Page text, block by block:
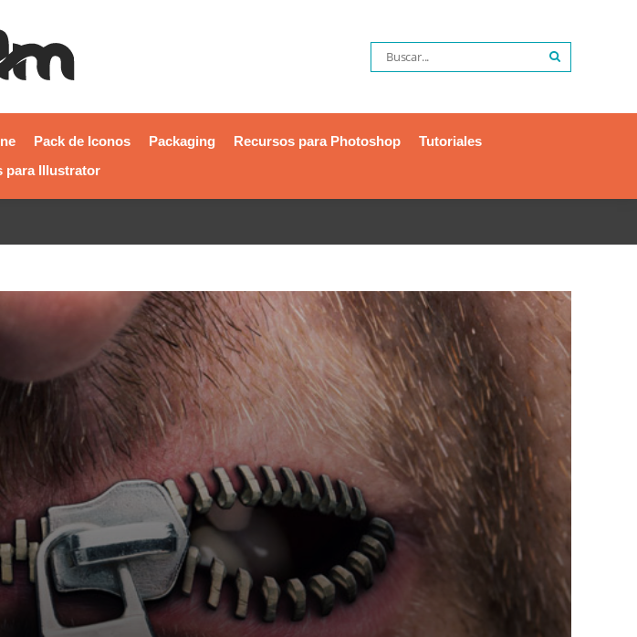
Pack de Iconos Packaging Recursos para Photoshop
Tutoriales
para Illustrator